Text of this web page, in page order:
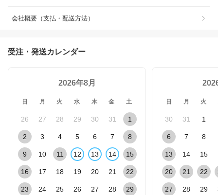
会社概要（支払・配送方法）
受注・発送カレンダー
2026年8月
日 月 火 水 木 金 土
26 27 28 29 30 31 1
2 3 4 5 6 7 8
9 10 11 12 13 14 15
16 17 18 19 20 21 22
23 24 25 26 27 28 29
日 月 火
30 31 1
6 7 8
13 14 15
20 21 22
27 28 29